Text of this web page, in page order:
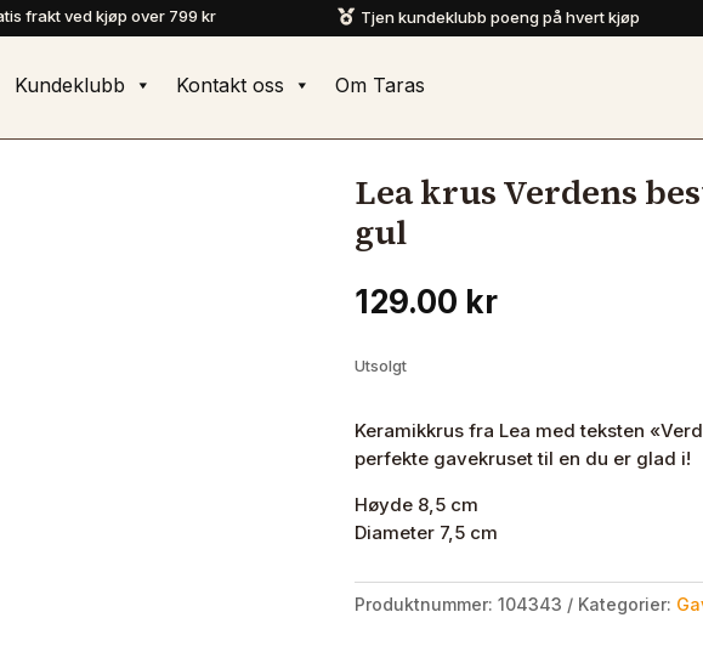
frakt ved kjøp over 799 kr  Tjen kundeklubb poeng på hvert kjøp
Kundeklubb Kontakt oss Om Taras
Lea krus Verdens
gul
129.00 kr
Utsolgt
Keramikkrus fra Lea med teksten
perfekte gavekruset til en du er glad i!
Høyde 8,5 cm
Diameter 7,5 cm
Produktnummer: 104343 Kategorier: